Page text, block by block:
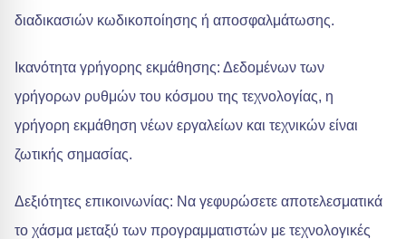
διαδικασιών κωδικοποίησης ή αποσφαλμάτωσης.
Ικανότητα γρήγορης εκμάθησης: Δεδομένων των
γρήγορων ρυθμών του κόσμου της τεχνολογίας, η
γρήγορη εκμάθηση νέων εργαλείων και τεχνικών είναι
ζωτικής σημασίας.
Δεξιότητες επικοινωνίας: Να γεφυρώσετε αποτελεσματικά
το χάσμα μεταξύ των προγραμματιστών με τεχνολογικές